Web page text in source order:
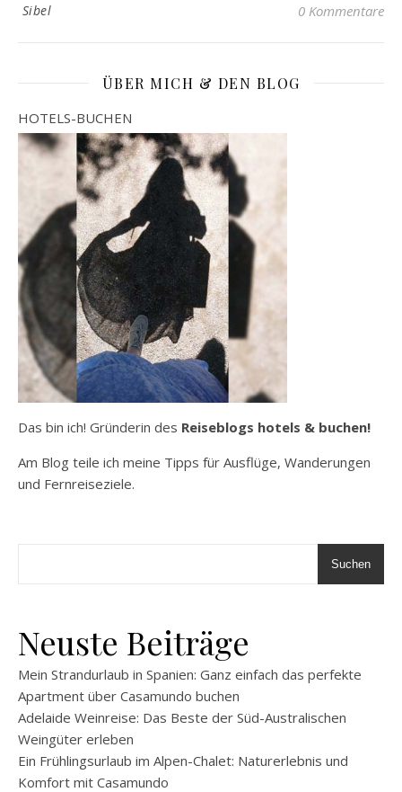
Sibel 0 Kommentare
ÜBER MICH & DEN BLOG
HOTELS-BUCHEN
Das bin ich! Gründerin des Reiseblogs hotels & buchen!
Am Blog teile ich meine Tipps für Ausflüge, Wanderungen
und Fernreiseziele.
Suchen
Neuste Beiträge
Mein Strandurlaub in Spanien: Ganz einfach das perfekte
Apartment über Casamundo buchen
Adelaide Weinreise: Das Beste der Süd-Australischen
Weingüter erleben
Ein Frühlingsurlaub im Alpen-Chalet: Naturerlebnis und
Komfort mit Casamundo